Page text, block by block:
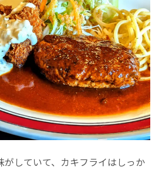
がしていて、カキフライはしっか